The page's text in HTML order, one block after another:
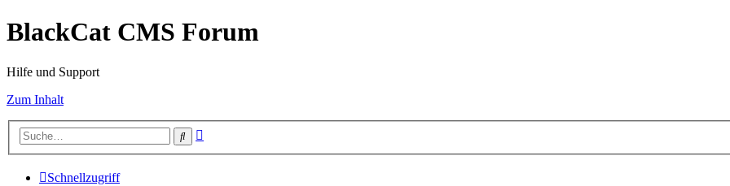
BlackCat CMS Forum
Hilfe und Support
Zum Inhalt
Suche
Schnellzugriff